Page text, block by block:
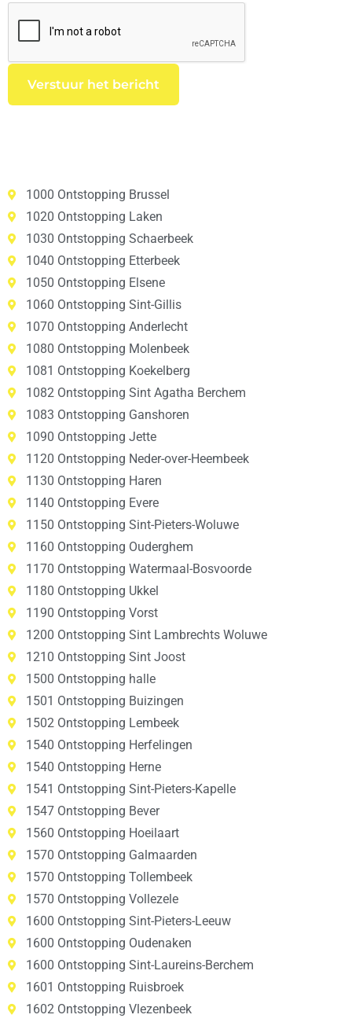
1000 Ontstopping Brussel
1020 Ontstopping Laken
1030 Ontstopping Schaerbeek
1040 Ontstopping Etterbeek
1050 Ontstopping Elsene
1060 Ontstopping Sint-Gillis
1070 Ontstopping Anderlecht
1080 Ontstopping Molenbeek
1081 Ontstopping Koekelberg
1082 Ontstopping Sint Agatha Berchem
1083 Ontstopping Ganshoren
1090 Ontstopping Jette
1120 Ontstopping Neder-over-Heembeek
1130 Ontstopping Haren
1140 Ontstopping Evere
1150 Ontstopping Sint-Pieters-Woluwe
1160 Ontstopping Ouderghem
1170 Ontstopping Watermaal-Bosvoorde
1180 Ontstopping Ukkel
1190 Ontstopping Vorst
1200 Ontstopping Sint Lambrechts Woluwe
1210 Ontstopping Sint Joost
1500 Ontstopping halle
1501 Ontstopping Buizingen
1502 Ontstopping Lembeek
1540 Ontstopping Herfelingen
1540 Ontstopping Herne
1541 Ontstopping Sint-Pieters-Kapelle
1547 Ontstopping Bever
1560 Ontstopping Hoeilaart
1570 Ontstopping Galmaarden
1570 Ontstopping Tollembeek
1570 Ontstopping Vollezele
1600 Ontstopping Sint-Pieters-Leeuw
1600 Ontstopping Oudenaken
1600 Ontstopping Sint-Laureins-Berchem
1601 Ontstopping Ruisbroek
1602 Ontstopping Vlezenbeek